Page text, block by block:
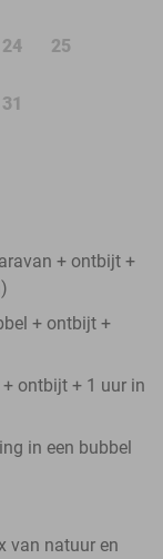
24 25
31
+ ontbijt +
+ ontbijt +
ontbijt + 1 uur in
in een bubbel
van natuur en